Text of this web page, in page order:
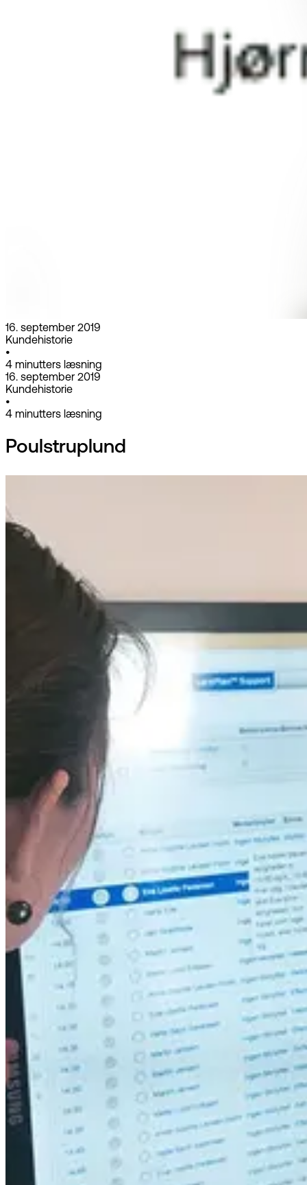
16. september 2019
Kundehistorie
•
4 minutters læsning
16. september 2019
Kundehistorie
•
4 minutters læsning
Poulstruplund